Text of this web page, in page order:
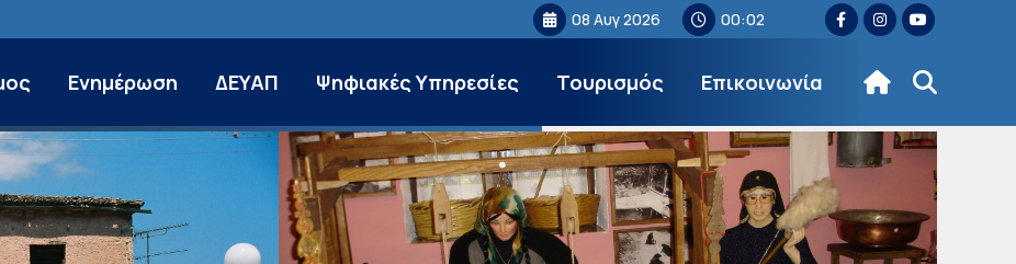
08 Αυγ 2026 00:02
Ενημέρωση ΔΕΥΑΠ Ψηφιακές Υπηρεσίες Τουρισμός Επικοινωνία